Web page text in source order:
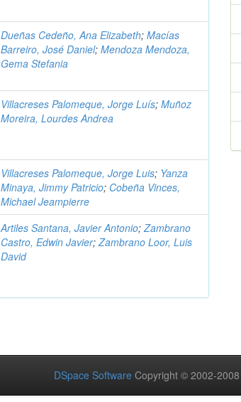
Dueñas Cedeño, Ana Elizabeth;Macías
Barreiro, José Daniel;Mendoza Mendoza,
Gema Stefania
Villacreses Palomeque, Jorge Luís;Muñoz
Moreira, Lourdes Andrea
Villacreses Palomeque, Jorge Luis; Yanza
Minaya, Jimmy Patricio; Cobeña Vinces,
Michael Jeampierre
Artiles Santana, Javier Antonio;Zambrano
Castro, Edwin Javier;Zambrano Loor, Luis
David
DSpace Software Copyright © 2002-2008